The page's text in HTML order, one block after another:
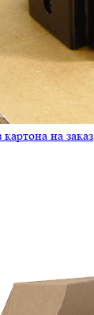
на заказ